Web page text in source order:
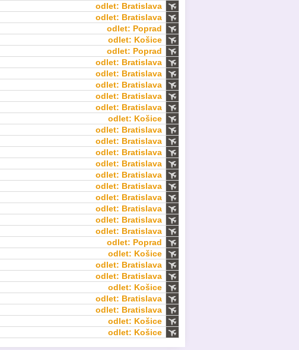
odlet: Bratislava
odlet: Bratislava
odlet: Poprad
odlet: Košice
odlet: Poprad
odlet: Bratislava
odlet: Bratislava
odlet: Bratislava
odlet: Bratislava
odlet: Bratislava
odlet: Košice
odlet: Bratislava
odlet: Bratislava
odlet: Bratislava
odlet: Bratislava
odlet: Bratislava
odlet: Bratislava
odlet: Bratislava
odlet: Bratislava
odlet: Bratislava
odlet: Bratislava
odlet: Poprad
odlet: Košice
odlet: Bratislava
odlet: Bratislava
odlet: Košice
odlet: Bratislava
odlet: Bratislava
odlet: Košice
odlet: Košice